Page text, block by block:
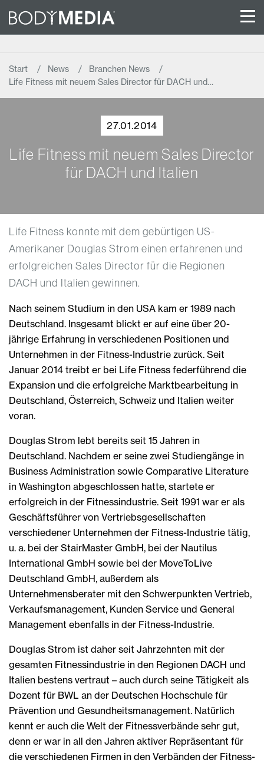
Start News
Branchen News
Life Fitness mit neuem Sales Director für DACH und…
27.01.2014
Life Fitness mit neuem Sales Director
für DACH und Italien
Life Fitness konnte mit dem gebürtigen US-
Amerikaner Douglas Strom einen erfahrenen und
erfolgreichen Sales Director für die Regionen
DACH und Italien gewinnen.
Nach seinem Studium in den USA kam er 1989 nach
Deutschland. Insgesamt blickt er auf eine über 20-
jährige Erfahrung in verschiedenen Positionen und
Unternehmen in der Fitness-Industrie zurück. Seit
Januar 2014 treibt er bei Life Fitness federführend die
Expansion und die erfolgreiche Marktbearbeitung in
Deutschland, Österreich, Schweiz und Italien weiter
voran.
Douglas Strom lebt bereits seit 15 Jahren in
Deutschland. Nachdem er seine zwei Studiengänge in
Business Administration sowie Comparative Literature
in Washington abgeschlossen hatte, startete er
erfolgreich in der Fitnessindustrie. Seit 1991 war er als
Geschäftsführer von Vertriebsgesellschaften
verschiedener Unternehmen der Fitness-Industrie tätig,
u. a. bei der StairMaster GmbH, bei der Nautilus
International GmbH sowie bei der MoveToLive
Deutschland GmbH, außerdem als
Unternehmensberater mit den Schwerpunkten Vertrieb,
Verkaufsmanagement, Kunden Service und General
Management ebenfalls in der Fitness-Industrie.
Douglas Strom ist daher seit Jahrzehnten mit der
gesamten Fitnessindustrie in den Regionen DACH und
Italien bestens vertraut – auch durch seine Tätigkeit als
Dozent für BWL an der Deutschen Hochschule für
Prävention und Gesundheitsmanagement. Natürlich
kennt er auch die Welt der Fitnessverbände sehr gut,
denn er war in all den Jahren aktiver Repräsentant für
die verschiedenen Firmen in den Verbänden der Fitness-